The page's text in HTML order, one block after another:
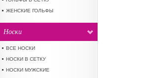
ЖЕНСКИЕ ГОЛЬФЫ
Носки
ВСЕ НОСКИ
НОСКИ В СЕТКУ
НОСКИ МУЖСКИЕ